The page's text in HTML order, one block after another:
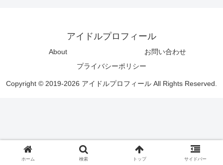
アイドルプロフィール
About
お問い合わせ
プライバシーポリシー
Copyright © 2019-2026 アイドルプロフィール All Rights Reserved.
ホーム 検索 トップ サイドバー